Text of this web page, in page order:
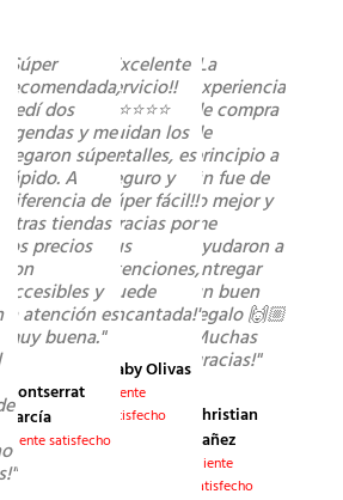
"Súper
recomendada,
pedí dos
agendas y me
llegaron súper
rápido. A
diferencia de
otras tiendas
los precios
son
accesibles y
la atención es
muy buena."
Montserrat
García
Cliente satisfecho
"Excelente
servicio!!
⭐️⭐️⭐️⭐️⭐️
cuidan los
detalles, es
seguro y
súper fácil!!
Gracias por
sus
atenciones,
quede
encantada!"
Gaby Olivas
Cliente
satisfecho
"La
experiencia
de compra
de
principio a
fin fue de
lo mejor y
me
ayudaron a
entregar
un buen
regalo 🙌🏼
Muchas
gracias!"
Christian
Yañez
Cliente
satisfecho